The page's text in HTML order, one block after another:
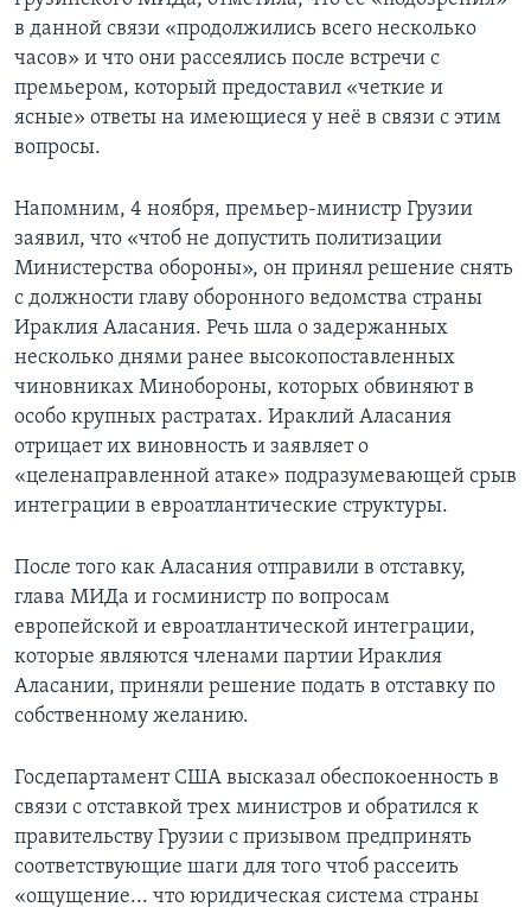
в данной связи «продолжились всего несколько
часов» и что они рассеялись после встречи с
премьером, который предоставил «четкие и
ясные» ответы на имеющиеся у неё в связи с этим
вопросы.
Напомним, 4 ноября, премьер-министр Грузии
заявил, что «чтоб не допустить политизации
Министерства обороны», он принял решение снять
с должности главу оборонного ведомства страны
Ираклия Аласания. Речь шла о задержанных
несколько днями ранее высокопоставленных
чиновниках Минобороны, которых обвиняют в
особо крупных растратах. Ираклий Аласания
отрицает их виновность и заявляет о
«целенаправленной атаке» подразумевающей срыв
интеграции в евроатлантические структуры.
После того как Аласания отправили в отставку,
глава МИДа и госминистр по вопросам
европейской и евроатлантической интеграции,
которые являются членами партии Ираклия
Аласании, приняли решение подать в отставку по
собственному желанию.
Госдепартамент США высказал обеспокоенность в
связи с отставкой трех министров и обратился к
правительству Грузии с призывом предпринять
соответствующие шаги для того чтоб рассеить
«ощущение... что юридическая система страны